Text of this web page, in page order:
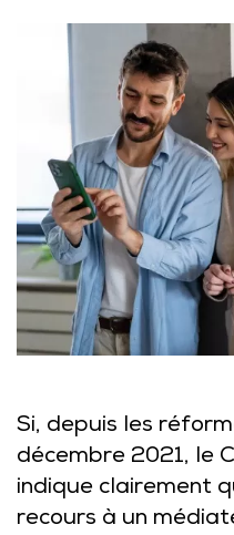
Si, depuis les
décembre 2021, le
indique clairement
recours à un